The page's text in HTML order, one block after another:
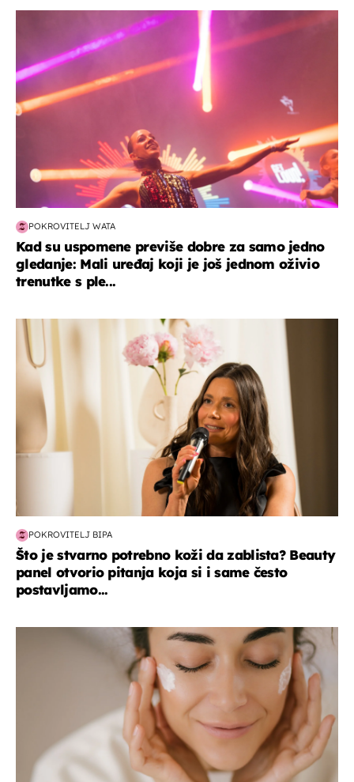
POKROVITELJ WATA
Kad su uspomene previše dobre za samo jedno
gledanje: Mali uređaj koji je još jednom oživio
trenutke s ple...
moda & ljepota
POKROVITELJ BIPA
Što je stvarno potrebno koži da zablista? Beauty
panel otvorio pitanja koja si i same često
postavljamo...
moda & ljepota